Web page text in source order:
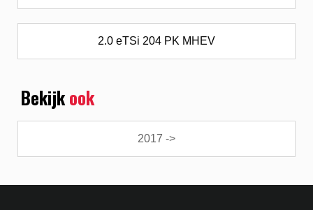
2.0 eTSi 204 PK MHEV
Bekijkook
2017 ->